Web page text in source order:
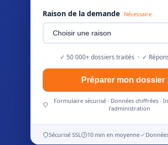
Raison de la demande Nécessaire
✓ 50 000+ dossiers traités · ✓
Préparer mon dossier
Formulaire sécurisé · Données chiffrées ·
l'administration
Sécurisé SSL 10 min en moyenne